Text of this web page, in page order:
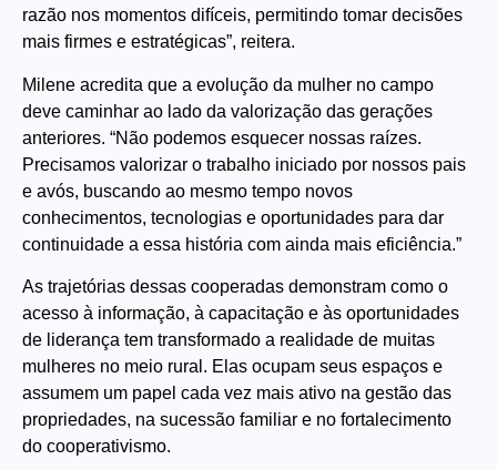
razão nos momentos difíceis, permitindo tomar decisões
mais firmes e estratégicas”, reitera.
Milene acredita que a evolução da mulher no campo
deve caminhar ao lado da valorização das gerações
anteriores. “Não podemos esquecer nossas raízes.
Precisamos valorizar o trabalho iniciado por nossos pais
e avós, buscando ao mesmo tempo novos
conhecimentos, tecnologias e oportunidades para dar
continuidade a essa história com ainda mais eficiência.”
As trajetórias dessas cooperadas demonstram como o
acesso à informação, à capacitação e às oportunidades
de liderança tem transformado a realidade de muitas
mulheres no meio rural. Elas ocupam seus espaços e
assumem um papel cada vez mais ativo na gestão das
propriedades, na sucessão familiar e no fortalecimento
do cooperativismo.